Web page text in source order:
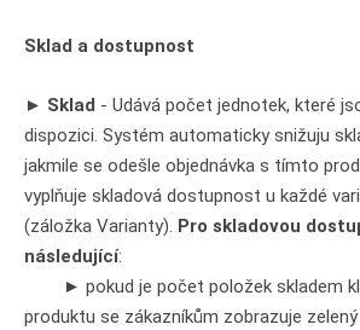
Sklad a dostupnost
► Sklad - Udává počet jednotek, které
dispozici. Systém automaticky snižuju
jakmile se odešle objednávka s tímto
vyplňuje skladová dostupnost u každé
(záložka Varianty). Pro skladovou
následující:
► pokud je počet položek skladem
produktu se zákazníkům zobrazuje